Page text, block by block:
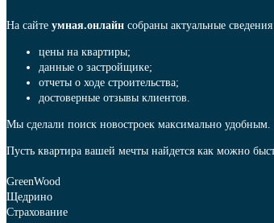
На сайте умная.онлайн собраны актуальные
цены на квартиры;
данные о застройщике;
отчеты о ходе строительства;
достоверные отзывы клиентов.
Мы сделали поиск новостроек максимально
Пусть квартира вашей мечты найдется как можно
GreenWood
Щедрино
Страхование